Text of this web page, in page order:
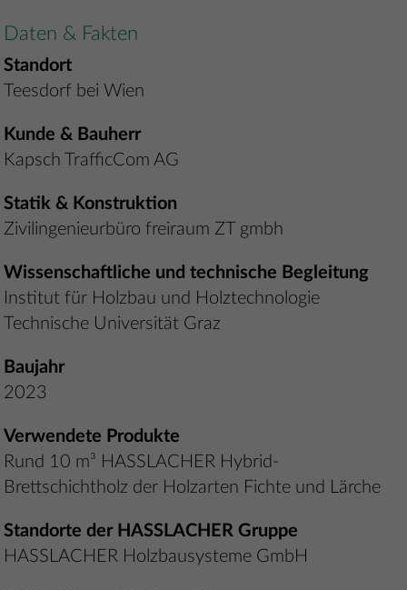
Daten & Fakten
Standort
Teesdorf bei Wien
Kunde & Bauherr
Kapsch TrafficCom AG
Statik & Konstruktion
Zivilingenieurbüro freiraum ZT gmbh
Wissenschaftliche und technische Begleitung
Institut für Holzbau und Holztechnologie
Technische Universität Graz
Baujahr
2023
Verwendete Produkte
Rund 10 m³ HASSLACHER Hybrid-
Brettschichtholz der Holzarten Fichte und Lärche
Standorte der HASSLACHER Gruppe
HASSLACHER Holzbausysteme GmbH